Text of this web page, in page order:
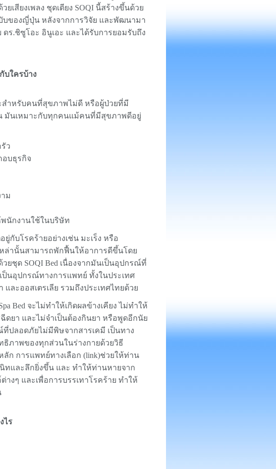
เสียงเพลง ชุดเตียง SOQI นี้สร้างขึ้นด้วย
บของญี่ปุ่น หลังจากการวิจัย และพัฒนามา
ดร.ชิซูโอะ อินูเอะ และได้รับการยอมรับถึง
บใครบ้าง
ะสำหรับคนที่สุขภาพไม่ดี หรือผู้ป่วยที่มี
มันเหมาะกับทุกคนแม้คนที่มีสุขภาพดีอยู่
ว
อบธุรกิจ
ม
พนักงานใช้ในบริษัท
กับโรคร้ายอย่างเช่น มะเร็ง หรือ
ล่านั้นสามารถพักฟื้นให้อาการดีขึ้นโดย
ยชุด SOQI Bed เนื่องจากมันเป็นอุปกรณ์ที่
ป็นอุปกรณ์ทางการแพทย์ ทั้งในประเทศ
ละออสเตรเลีย รวมถึงประเทศไทยด้วย
Bed จะไม่ทำให้เกิดผลข้างเคียง ไม่ทำให้
ดยา และไม่จำเป็นต้องกินยา หรือพูดอีกนัย
ปลอดภัยไม่มีพิษจากสารเคมี เป็นทาง
ธิภาพของทุกส่วนในร่างกายด้วยวิธี
ลัก การแพทย์ทางเลือก (link)ช่วยให้ท่าน
ทและลึกยิ่งขึ้น และ ทำให้ท่านหายจาก
างๆ และเพื่อการบรรเทาโรคร้าย ทำให้
ไร